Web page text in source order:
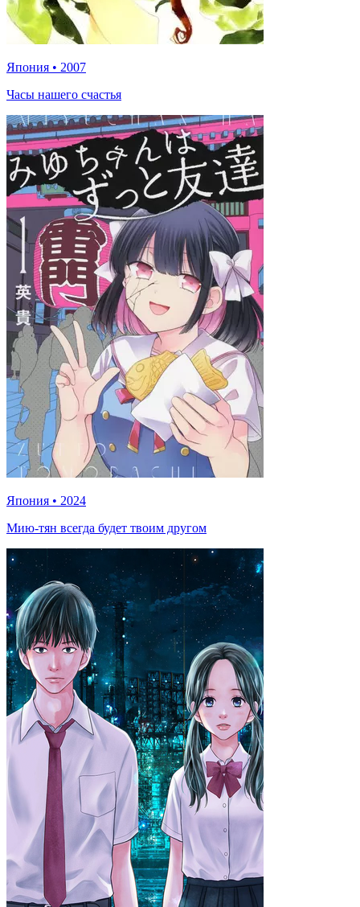
Япония • 2007
Часы нашего счастья
Япония • 2024
Мию-тян всегда будет твоим другом